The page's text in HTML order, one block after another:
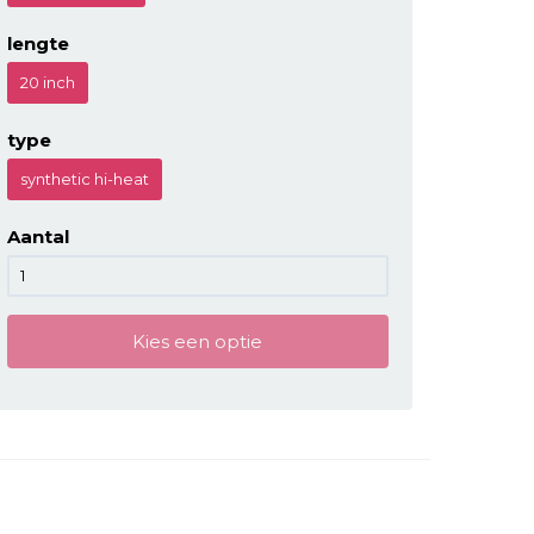
lengte
20 inch
type
synthetic hi-heat
Aantal
Kies een optie